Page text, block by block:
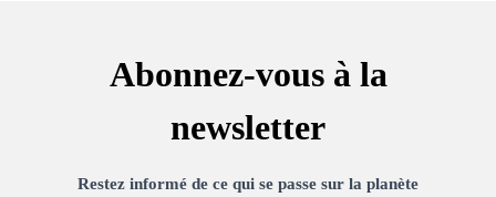
Abonnez-vous à la
newsletter
Restez informé de ce qui se passe sur la planète